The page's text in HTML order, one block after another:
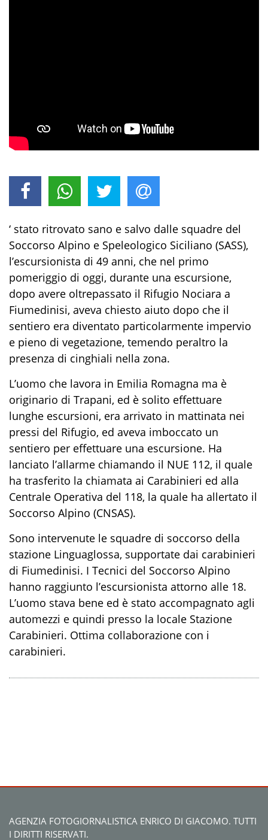
‘ stato ritrovato sano e salvo dalle squadre del
Soccorso Alpino e Speleologico Siciliano (SASS),
l’escursionista di 49 anni, che nel primo
pomeriggio di oggi, durante una escursione,
dopo avere oltrepassato il Rifugio Nociara a
Fiumedinisi, aveva chiesto aiuto dopo che il
sentiero era diventato particolarmente impervio
e pieno di vegetazione, temendo peraltro la
presenza di cinghiali nella zona.
L’uomo che lavora in Emilia Romagna ma è
originario di Trapani, ed è solito effettuare
lunghe escursioni, era arrivato in mattinata nei
pressi del Rifugio, ed aveva imboccato un
sentiero per effettuare una escursione. Ha
lanciato l’allarme chiamando il NUE 112, il quale
ha trasferito la chiamata ai Carabinieri ed alla
Centrale Operativa del 118, la quale ha allertato il
Soccorso Alpino (CNSAS).
Sono intervenute le squadre di soccorso della
stazione Linguaglossa, supportate dai carabinieri
di Fiumedinisi. I Tecnici del Soccorso Alpino
hanno raggiunto l’escursionista attorno alle 18.
L’uomo stava bene ed è stato accompagnato agli
automezzi e quindi presso la locale Stazione
Carabinieri. Ottima collaborazione con i
carabinieri.
AGENZIA FOTOGIORNALISTICA ENRICO DI GIACOMO. TUTTI
I DIRITTI RISERVATI.